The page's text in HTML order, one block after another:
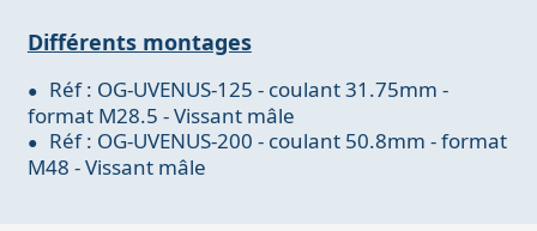
Différents montages
Réf : OG-UVENUS-125 - coulant 31.75mm -
format M28.5 - Vissant mâle
Réf : OG-UVENUS-200 - coulant 50.8mm - format
M48 - Vissant mâle